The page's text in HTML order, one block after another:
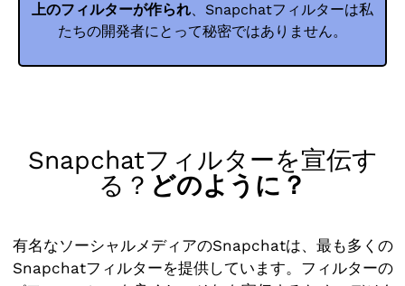
上のフィルターが作られ、Snapchatフィルターは私
たちの開発者にとって秘密ではありません。
Snapchatフィルターを宣伝す
る？ どのように？
有名なソーシャルメディアのSnapchatは、最も多くの
Snapchatフィルターを提供しています。フィルターの